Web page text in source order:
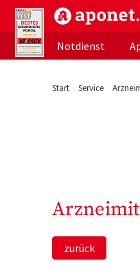
aponet.de - Das
Notdienst
Start Service
zurück